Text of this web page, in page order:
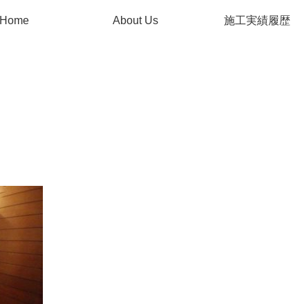
Home About Us 施工実績履歴